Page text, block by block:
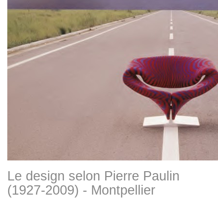
Le design selon Pierre Paulin
(1927-2009) - Montpellier